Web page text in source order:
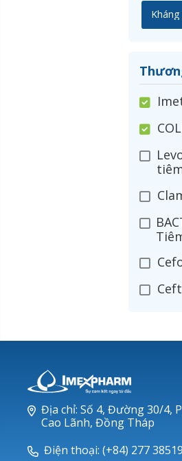
Địa chỉ: Số 4, Đường 30/4,
Cao Lãnh, Đồng Tháp
Điện thoại: (+84) 277